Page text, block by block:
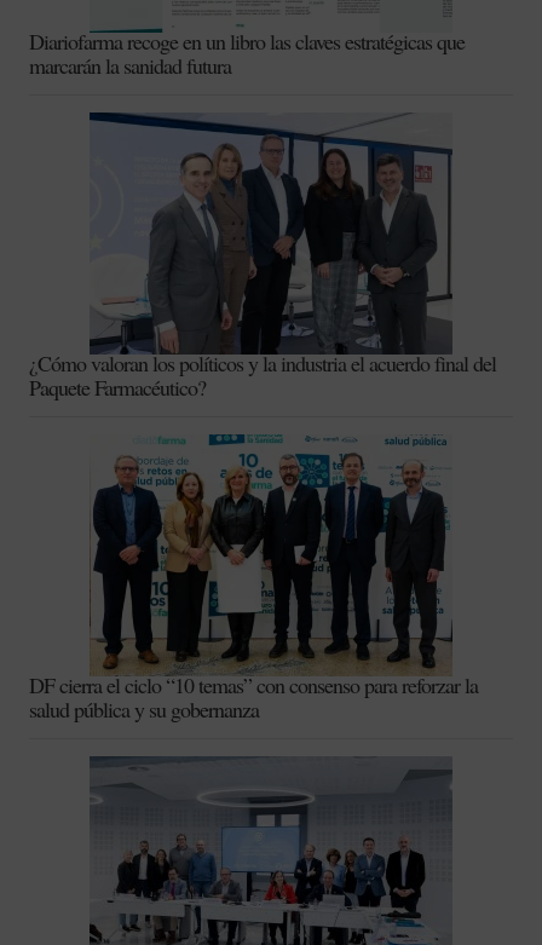
Diariofarma recoge en un libro las claves estratégicas que
marcarán la sanidad futura
¿Cómo valoran los políticos y la industria el acuerdo final del
Paquete Farmacéutico?
DF cierra el ciclo “10 temas” con consenso para reforzar la
salud pública y su gobernanza